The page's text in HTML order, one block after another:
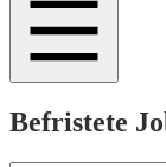
Befristete